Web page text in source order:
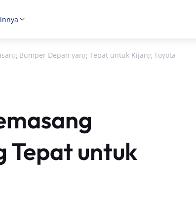
Bumper Depan yang Tepat untuk Kijang Toyota
Tepat untuk